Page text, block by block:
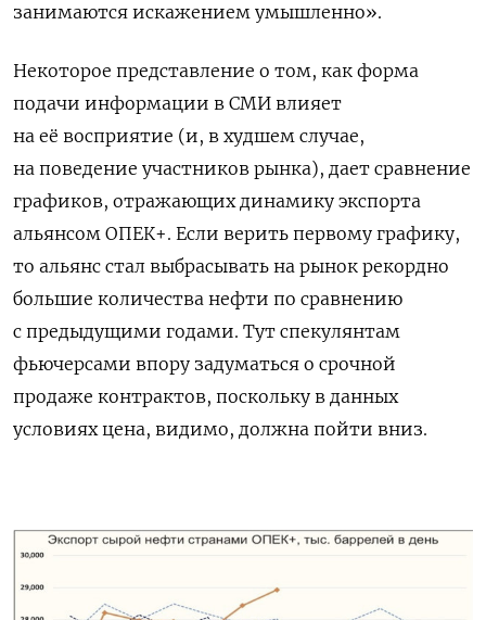
занимаются искажением умышленно».
Некоторое представление о том, как форма
подачи информации в СМИ влияет
на её восприятие (и, в худшем случае,
на поведение участников рынка), дает сравнение
графиков, отражающих динамику экспорта
альянсом ОПЕК+. Если верить первому графику,
то альянс стал выбрасывать на рынок рекордно
большие количества нефти по сравнению
с предыдущими годами. Тут спекулянтам
фьючерсами впору задуматься о срочной
продаже контрактов, поскольку в данных
условиях цена, видимо, должна пойти вниз.